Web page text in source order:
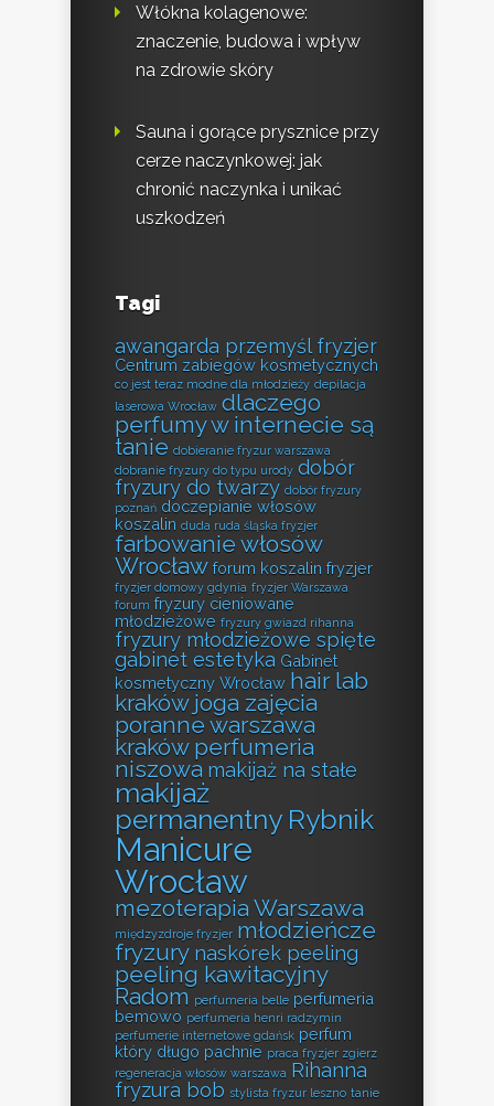
Włókna kolagenowe:
znaczenie, budowa i wpływ
na zdrowie skóry
Sauna i gorące prysznice przy
cerze naczynkowej: jak
chronić naczynka i unikać
uszkodzeń
Tagi
awangarda przemyśl fryzjer
Centrum zabiegów kosmetycznych
co jest teraz modne dla młodzieży depilacja
laserowa Wrocław dlaczego
perfumy w internecie są
tanie dobieranie fryzur warszawa
dobranie fryzury do typu urody dobór
fryzury do twarzy dobór fryzury
poznań doczepianie włosów
koszalin duda ruda śląska fryzjer
farbowanie włosów
Wrocław forum koszalin fryzjer
fryzjer domowy gdynia fryzjer Warszawa
forum fryzury cieniowane
młodzieżowe fryzury gwiazd rihanna
fryzury młodzieżowe spięte
gabinet estetyka Gabinet
kosmetyczny Wrocław hair lab
kraków joga zajęcia
poranne warszawa
kraków perfumeria
niszowa makijaż na stałe
makijaż
permanentny Rybnik
Manicure
Wrocław
mezoterapia Warszawa
międzyzdroje fryzjer młodzieńcze
fryzury naskórek peeling
peeling kawitacyjny
Radom perfumeria belle perfumeria
bemowo perfumeria henri radzymin
perfumerie internetowe gdańsk perfum
który długo pachnie praca fryzjer zgierz
regeneracja włosów warszawa Rihanna
fryzura bob stylista fryzur leszno tanie